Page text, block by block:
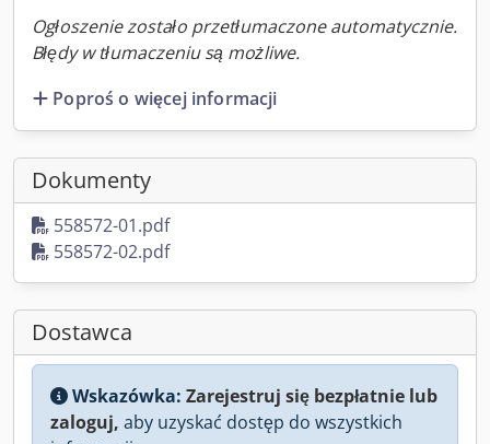
Ogłoszenie zostało przetłumaczone automatycznie.
Błędy w tłumaczeniu są możliwe.
Poproś o więcej informacji
Dokumenty
558572-01.pdf
558572-02.pdf
Dostawca
Wskazówka: Zarejestruj się bezpłatnie lub
zaloguj, aby uzyskać dostęp do wszystkich